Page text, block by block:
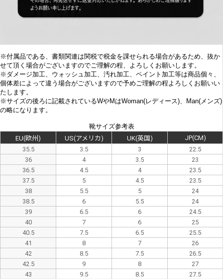
※付属品である、書類関連は関税で税金を課せられる場合があるため、抜か
せて頂く場合がございますのでご理解の程、よろしくお願いします。
※ ダメージ加工、 ウォッシュ加工、汚れ加工、ペイント加工等は商品個々、
個体差によって違う場合がございますので予めご理解の程よろしくお願いい
たします。
※サイズの後ろに記載されているWやMはWoman(レディース)、Man(メンズ)
の略になります。
靴サイズ参考表
EU(欧州)
US(アメリカ) UK(英国)
JP(CM)
35.5
3.5 3
22.5
36
4 3.5
23
36.5
4.5 4
23.5
37.5
5 4.5
23.5
38
5.5 5
24
38.5
6 5.5
24
39
6.5 6
24.5
40
7 6
25
40.5
7.5 6.5
25.5
41
8 7
26
42
8.5 7.5
26.5
42.5
9 8
27
43
9.5 8.5
27.5